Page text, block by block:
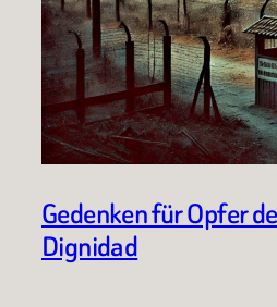
Gedenken für Opfer
Dignidad